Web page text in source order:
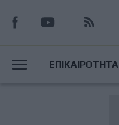
προς
κυρίως
MainΕΠΙΚΑΙΡΟΤΗΤΑ